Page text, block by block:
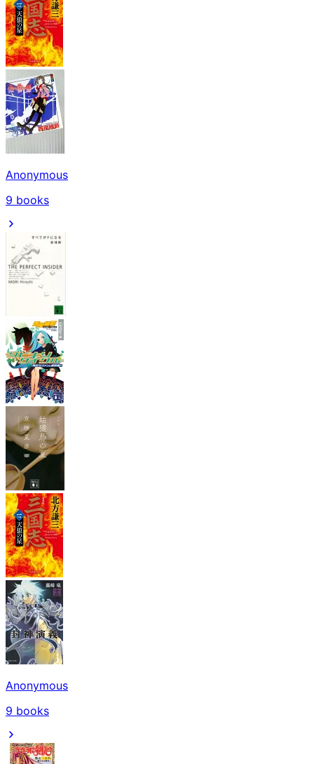
Anonymous
9 books
Anonymous
9 books